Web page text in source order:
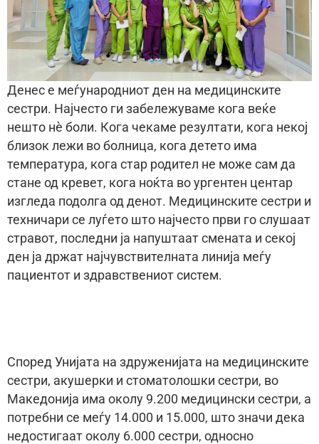
Денес е меѓународниот ден на медицинските
сестри. Најчесто ги забележуваме кога веќе
нешто нè боли. Кога чекаме резултати, кога некој
близок лежи во болница, кога детето има
температура, кога стар родител не може сам да
стане од кревет, кога ноќта во ургентен центар
изгледа подолга од денот. Медицинските сестри и
техничари се луѓето што најчесто први го слушаат
стравот, последни ја напуштаат смената и секој
ден ја држат најчувствителната линија меѓу
пациентот и здравствениот систем.
Според Унијата на здруженијата на медицинските
сестри, акушерки и стоматолошки сестри, во
Македонија има околу 9.200 медицински сестри, а
потребни се меѓу 14.000 и 15.000, што значи дека
недостигаат околу 6.000 сестри, односно